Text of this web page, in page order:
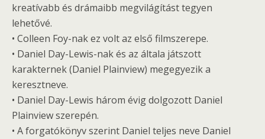
kreatívabb és drámaibb megvilágítást tegyen
lehetővé.
• Colleen Foy-nak ez volt az első filmszerepe.
• Daniel Day-Lewis-nak és az általa játszott
karakternek (Daniel Plainview) megegyezik a
keresztneve.
• Daniel Day-Lewis három évig dolgozott Daniel
Plainview szerepén.
• A forgatókönyv szerint Daniel teljes neve Daniel